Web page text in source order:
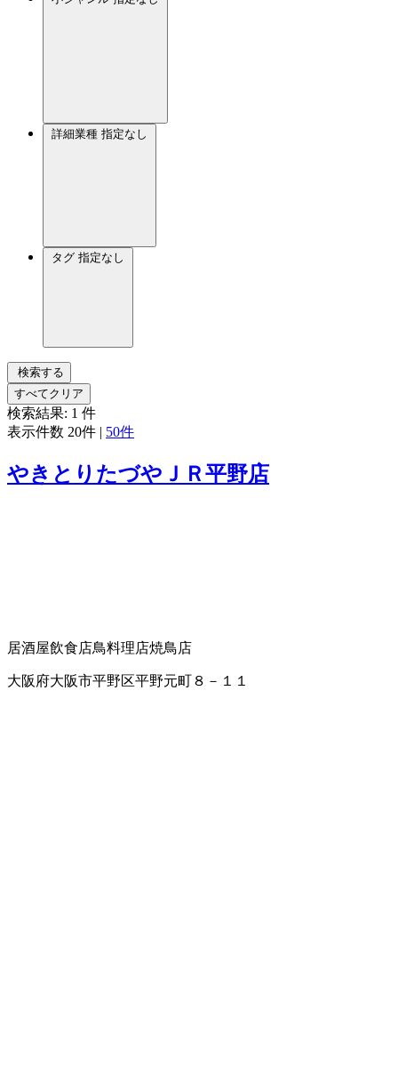
詳細業種 指定なし
タグ 指定なし
検索する
すべてクリア
検索結果: 1 件
表示件数 20件 | 50件
やきとりたづやＪＲ平野店
居酒屋飲食店鳥料理店焼鳥店
大阪府大阪市平野区平野元町８－１１